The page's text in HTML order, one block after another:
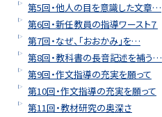
第5回・他人の目を意識した文章…
第6回・新任教員の指導ワースト７
第7回・なぜ、「おおかみ」を…
第8回・教科書の長音記述を補う…
第9回・作文指導の充実を願って
第10回・作文指導の充実を願って
第11回・教材研究の奥深さ